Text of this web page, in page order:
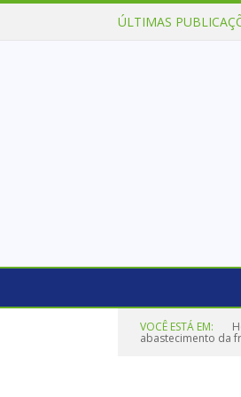
ÚLTIMAS
VOCÊ ESTÁ EM:
abastecimento da